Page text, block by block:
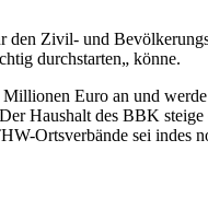
den Zivil- und
durchstarten„ könne.
Euro an und
Haushalt des BBK steige
Ortsverbände sei indes